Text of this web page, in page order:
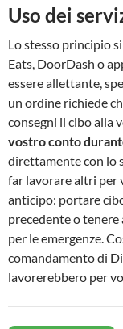
Uso dei
Lo stesso principio
Eats, DoorDash o
essere allettante,
un ordine richiede
consegni il cibo
vostro conto
direttamente con lo
far lavorare altri per
anticipo: portare
precedente o
per le emergenze.
comandamento di
lavorerebbero per